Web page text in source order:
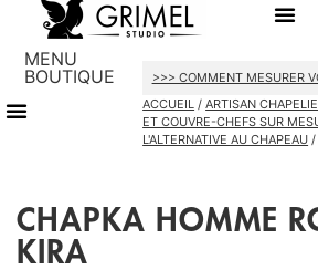
MENU
BOUTIQUE
>>> COMMENT MESURER
ACCUEIL /ARTISAN
ET COUVRE-CHEFS SUR
L'ALTERNATIVE AU CHAPEAU
CHAPKA HOMME
KIRA